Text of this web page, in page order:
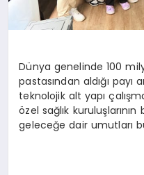
Dünya genelinde 100
pastasından aldığı payı
teknolojik alt yapı
özel sağlık kuruluşlarının
geleceğe dair umutları